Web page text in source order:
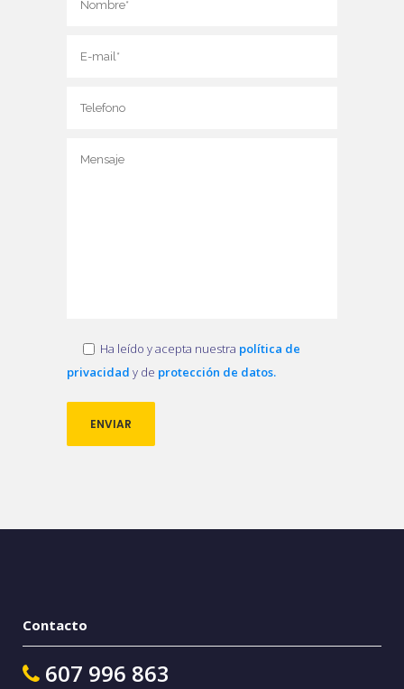
Ha leído y acepta nuestra política de
privacidad y de protección de datos.
Contacto
607 996 863